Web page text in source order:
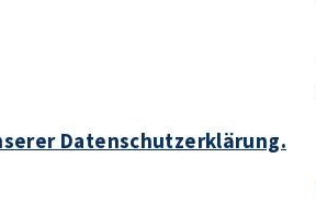
Datenschutzerklärung.